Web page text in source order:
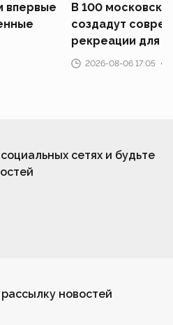
впервые
В 100
создадут
рекреации для
2026-08-06 17:05
сетях и будьте
новостей